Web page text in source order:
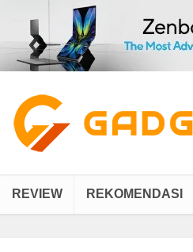
REVIEW REKOMENDASI